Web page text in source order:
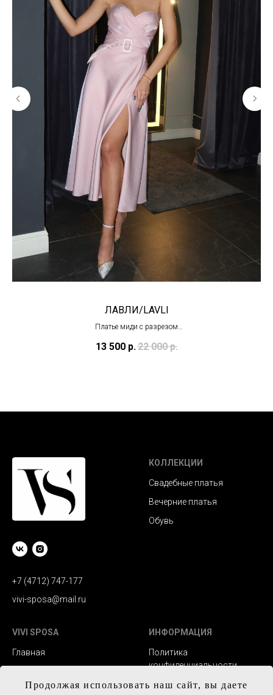
ЛАВЛИ/LAVLI
Платье миди с разрезом
13 500 р.22 000 р.
Продолжая использовать наш сайт, вы даете
+7 (4712) 747-177
vivi-sposa@mail.ru
КОЛЛЕКЦИИ
Свадебные платья
Вечерние платья
Обувь
VIVI SPOSA
Главная
Контакты
ИНФОРМАЦИЯ
Политика
конфиденциальности
Заказ и сроки